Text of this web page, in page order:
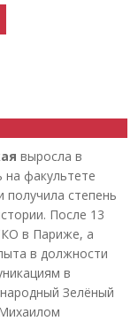
выросла в
на факультете
степень
После 13
в Париже, а
в должности
в
Зелёный